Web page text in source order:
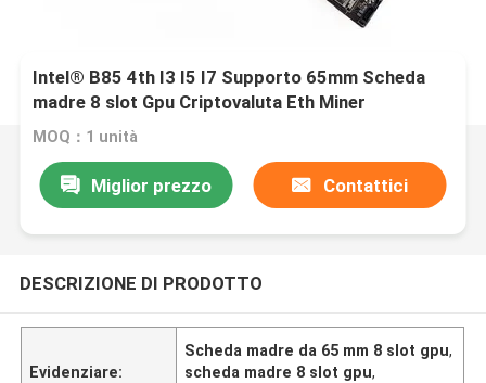
Intel® B85 4th I3 I5 I7 Supporto 65mm Scheda
madre 8 slot Gpu Criptovaluta Eth Miner
Mainboard
MOQ：1 unità
Miglior prezzo Contattici
DESCRIZIONE DI PRODOTTO
Evidenziare:
Scheda madre da 65 mm 8 slot gpu,
scheda madre 8 slot gpu,